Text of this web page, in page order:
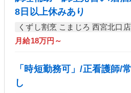
8日以上休みあり
くずし割烹 こまじろ 西宮北口店
月給18万円～
「時短勤務可」/正看護師/
し